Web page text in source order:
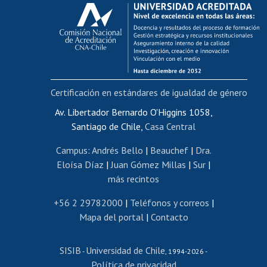
Postulación al AUCAI
Funcionarias/os
Cursos internos de capacitación
Bienestar del personal
Portal de movilidad interna
Certificado de renta
Certificado de renta honorarios
Editar páginas blancas
Extranjeras/os
Revalidación y reconocimiento de títulos
Postulación al Programa de Movilidad Estudiantil
Cursos de español
Av. Libertador Bernardo O'Higgins 1058,
Santiago de Chile, Casa Central
Campus: Andrés Bello | Beauchef| Dra.
Eloísa Díaz |Juan Gómez Millas | Sur |
más recintos
+56 2 29782000 | Teléfonos y correos |
Mapa del portal| Contacto
SISIB - Universidad de Chile, 1994-2026 -
Certificación en estándares de igualdad de género